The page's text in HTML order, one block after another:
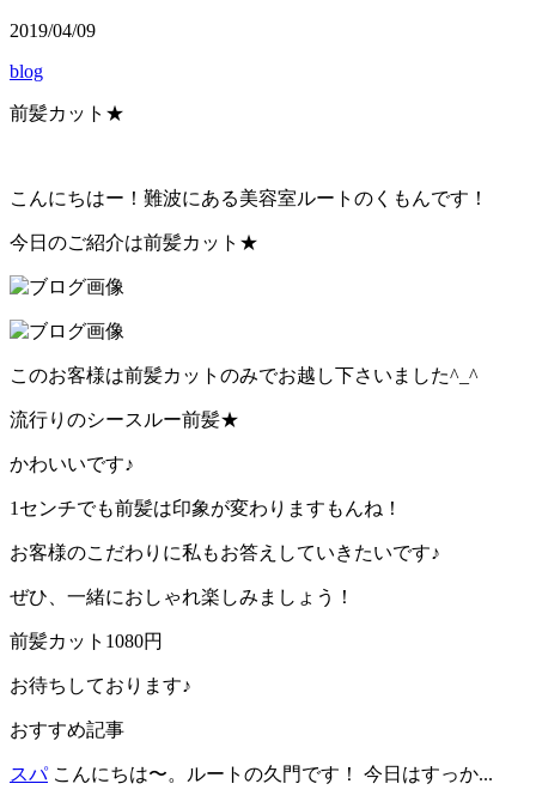
2019/04/09
blog
前髪カット★
こんにちはー！難波にある美容室ルートのくもんです！
今日のご紹介は前髪カット★
このお客様は前髪カットのみでお越し下さいました^_^
流行りのシースルー前髪★
かわいいです♪
1センチでも前髪は印象が変わりますもんね！
お客様のこだわりに私もお答えしていきたいです♪
ぜひ、一緒におしゃれ楽しみましょう！
前髪カット1080円
お待ちしております♪
おすすめ記事
スパ こんにちは〜。ルートの久門です！ 今日はすっか...